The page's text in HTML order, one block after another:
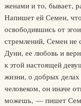
женами и то, бывает,
Напишет ей Семен,
освободившись от
стремлений, Семен не
Дуни, ее любовь и
к этой настоящей
жизни, о добрых
человеком, он иначе
можешь, — пишет